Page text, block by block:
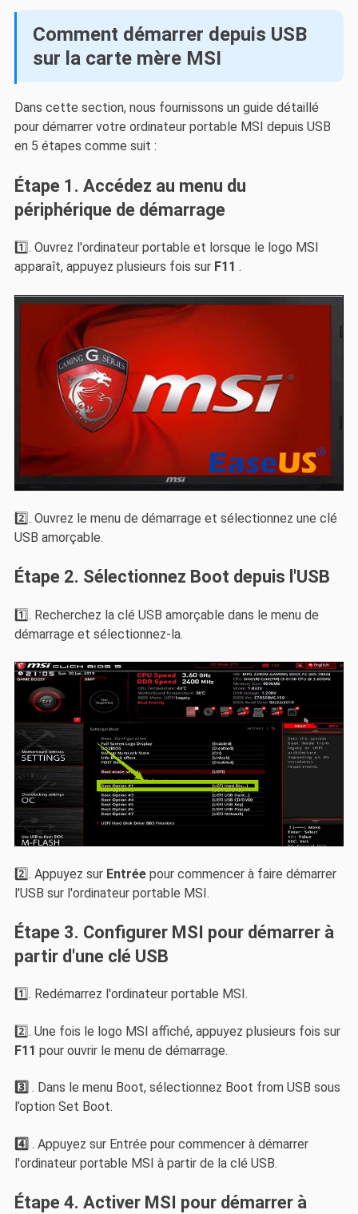
Comment démarrer depuis USB
sur la carte mère MSI
Dans cette section, nous fournissons un guide détaillé
pour démarrer votre ordinateur portable MSI depuis USB
en 5 étapes comme suit :
Étape 1. Accédez au menu du
périphérique de démarrage
1️⃣. Ouvrez l'ordinateur portable et lorsque le logo MSI
apparaît, appuyez plusieurs fois sur F11 .
2️⃣. Ouvrez le menu de démarrage et sélectionnez une clé
USB amorçable.
Étape 2. Sélectionnez Boot depuis l'USB
1️⃣. Recherchez la clé USB amorçable dans le menu de
démarrage et sélectionnez-la.
2️⃣. Appuyez sur Entréepour commencer à faire démarrer
l'USB sur l'ordinateur portable MSI.
Étape 3. Configurer MSI pour démarrer à
partir d'une clé USB
1️⃣. Redémarrez l'ordinateur portable MSI.
2️⃣. Une fois le logo MSI affiché, appuyez plusieurs fois sur
F11 pour ouvrir le menu de démarrage.
3️⃣ . Dans le menu Boot, sélectionnez Boot from USB sous
l’option Set Boot.
4️⃣ . Appuyez sur Entrée pour commencer à démarrer
l'ordinateur portable MSI à partir de la clé USB.
Étape 4. Activer MSI pour démarrer à